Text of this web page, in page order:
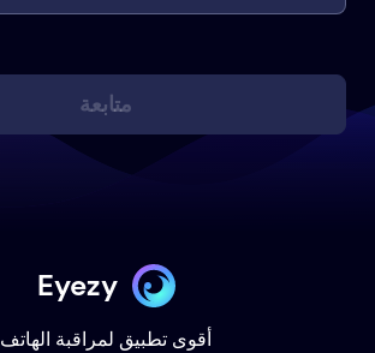
متابعة
Eyezy
أقوى تطبيق لمراقبة الهاتف